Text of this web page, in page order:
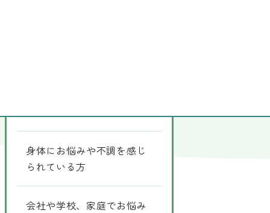
身体にお悩みや不調を感じ
られている方
会社や学校、家庭でお悩み